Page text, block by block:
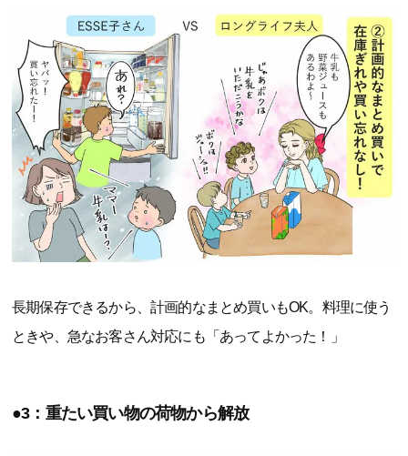
長期保存できるから、計画的なまとめ買いもOK。料理に使う
ときや、急なお客さん対応にも「あってよかった！」
●3：重たい買い物の荷物から解放